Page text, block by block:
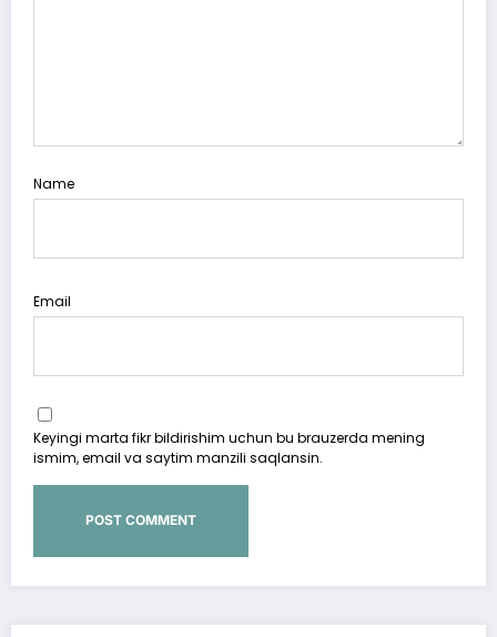
Name
Email
Keyingi marta fikr bildirishim uchun bu brauzerda mening
ismim, email va saytim manzili saqlansin.